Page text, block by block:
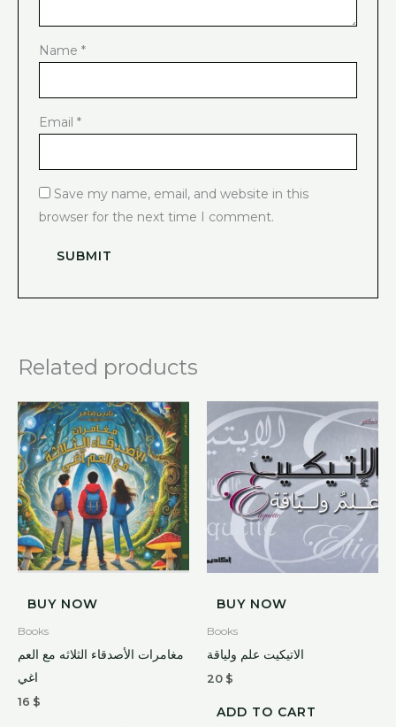
Name*
Email*
Save my name, email, and website in this
browser for the next time I comment.
Related products
BUY NOW
Books
مغامرات الأصدقاء الثلاثه مع العم
اغي
16 $
BUY NOW
Books
الاتيكيت علم ولياقة
20 $
ADD TO CART